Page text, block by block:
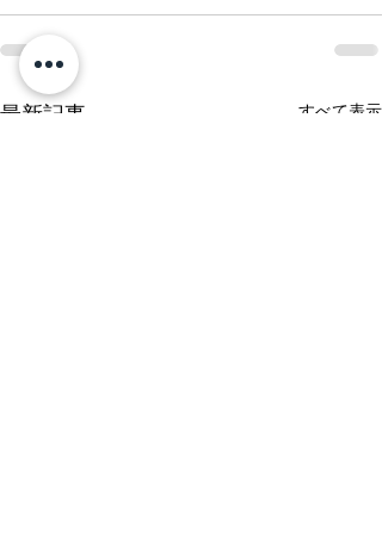
最新記事 すべて表示